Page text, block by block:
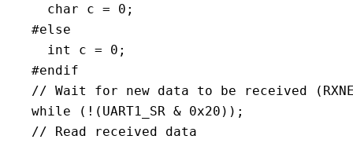
char c = 0 ;
#else
int
c = 0 ;
#endif
// Wait for new data to be received
while
( ! ( UART1_SR & 0x20 ) ) ;
// Read received data